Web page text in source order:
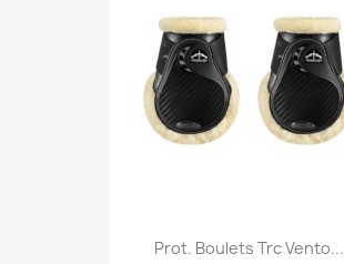
Prot. Boulets Trc Vento...